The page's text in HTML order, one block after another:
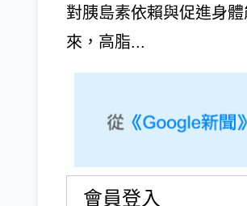
對胰島素依賴與促進身
來，高脂...
會員登入